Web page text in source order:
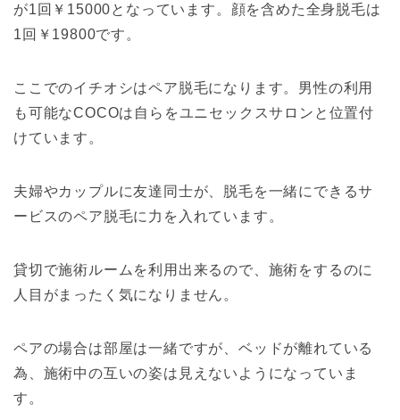
が1回￥15000となっています。顔を含めた全身脱毛は
1回￥19800です。
ここでのイチオシはペア脱毛になります。男性の利用
も可能なCOCOは自らをユニセックスサロンと位置付
けています。
夫婦やカップルに友達同士が、脱毛を一緒にできるサ
ービスのペア脱毛に力を入れています。
貸切で施術ルームを利用出来るので、施術をするのに
人目がまったく気になりません。
ペアの場合は部屋は一緒ですが、ベッドが離れている
為、施術中の互いの姿は見えないようになっていま
す。